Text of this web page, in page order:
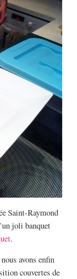
Saint-Raymond
joli banquet
.
avons enfin
couvertes de